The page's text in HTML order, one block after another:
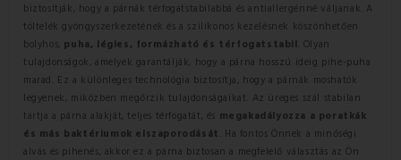
biztosítják, hogy a párnák térfogatstabilabbá és antiallergénné váljanak. A
töltelék gyöngyszerkezetének és a szilikonos kezelésnek köszönhetően
bolyhos, puha, légies, formázható és térfogatstabil . Olyan
tulajdonságok, amelyek garantálják, hogy a párna hosszú ideig pihe-puha
marad. Ez a különleges technológia biztosítja, hogy a párnák moshatók
legyenek, miközben megőrzik tulajdonságaikat. Az üreges szál stabilan
tartja a párna alakját, teljes térfogatát, és megakadályozza a poratkák
és más baktériumok elszaporodását . Ha fontos Önnek a minőségi
alvás és pihenés, akkor ez a párna biztosan a megfelelő választás az Ön